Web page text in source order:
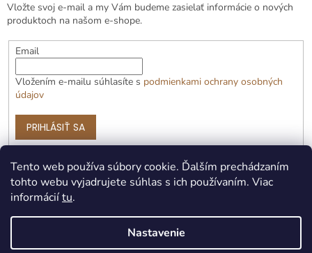
Tento web používa súbory cookie. Ďalším prechádzaním
tohto webu vyjadrujete súhlas s ich používaním. Viac
informáciítu.
Nastavenie
Vložte svoj e-mail a my Vám budeme zasielať informácie o nových
produktoch na našom e-shope.
Email
Vložením e-mailu súhlasíte s podmienkami ochrany osobných
údajov
PRIHLÁSIŤ SA
Vytvoril Shoptet Premium